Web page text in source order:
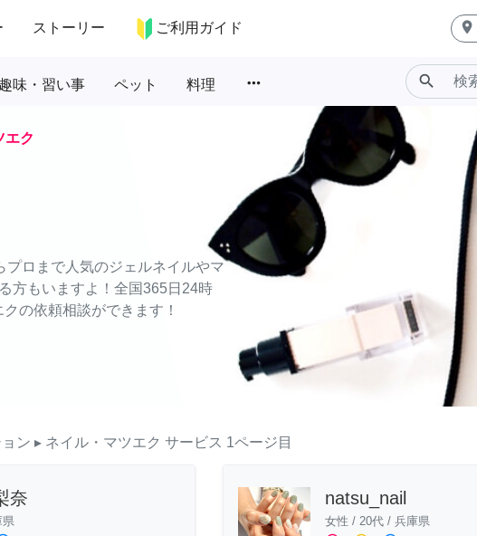
ストーリー ご利用ガイド place
趣味・習い事 ペット 料理 more_horiz search
エク
ロまで人気のジェルネイルやマ
方もいますよ！全国365日24時
の依頼相談ができます！
ン ▸ ネイル・マツエク サービス 1ページ目
奈
県
natsu_nail
女性 / 20代/ 兵庫県